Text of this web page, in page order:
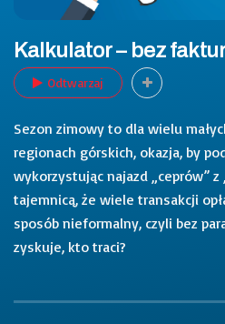
Kalkulator – bez
Odtwarzaj
Sezon zimowy to dla wielu
regionach górskich, okazja, by
wykorzystując najazd „ceprów”
tajemnicą, że wiele transakcji
sposób nieformalny, czyli bez
zyskuje, kto traci?